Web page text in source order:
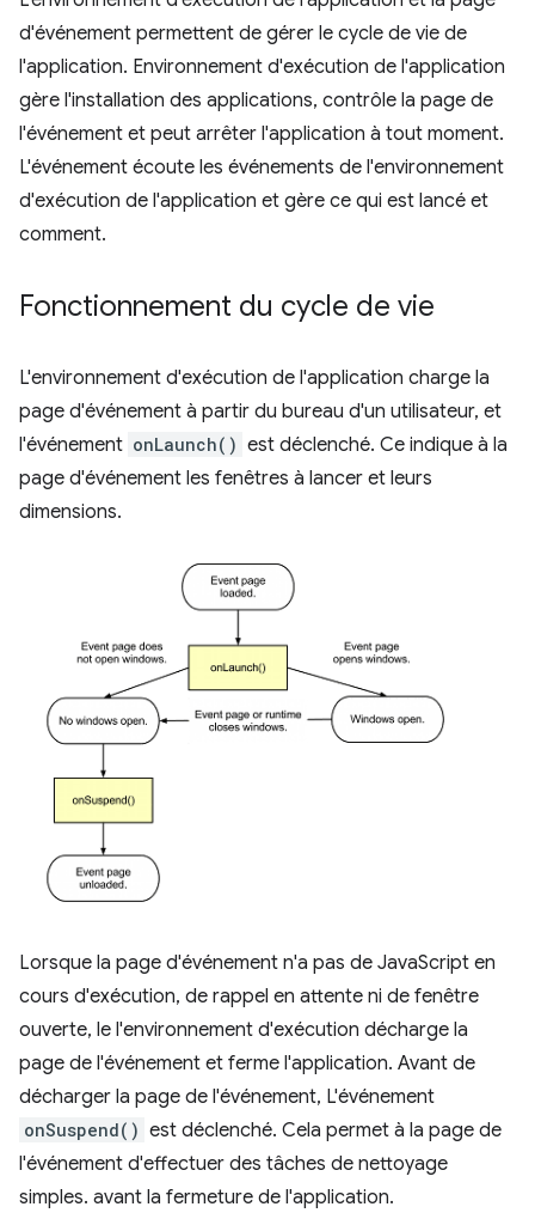
d'événement permettent de gérer le cycle de vie de
l'application. Environnement d'exécution de l'application
gère l'installation des applications, contrôle la page de
l'événement et peut arrêter l'application à tout moment.
L'événement écoute les événements de l'environnement
d'exécution de l'application et gère ce qui est lancé et
comment.
Fonctionnement du cycle de vie
L'environnement d'exécution de l'application charge la
page d'événement à partir du bureau d'un utilisateur, et
l'événement onLaunch() est déclenché. Ce indique à la
page d'événement les fenêtres à lancer et leurs
dimensions.
Lorsque la page d'événement n'a pas de JavaScript en
cours d'exécution, de rappel en attente ni de fenêtre
ouverte, le l'environnement d'exécution décharge la
page de l'événement et ferme l'application. Avant de
décharger la page de l'événement, L'événement
onSuspend() est déclenché. Cela permet à la page de
l'événement d'effectuer des tâches de nettoyage
simples. avant la fermeture de l'application.